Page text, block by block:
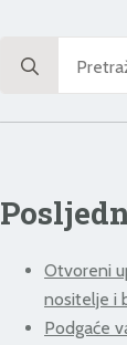
for:
Otvoreni
nositelje i
Podgaće